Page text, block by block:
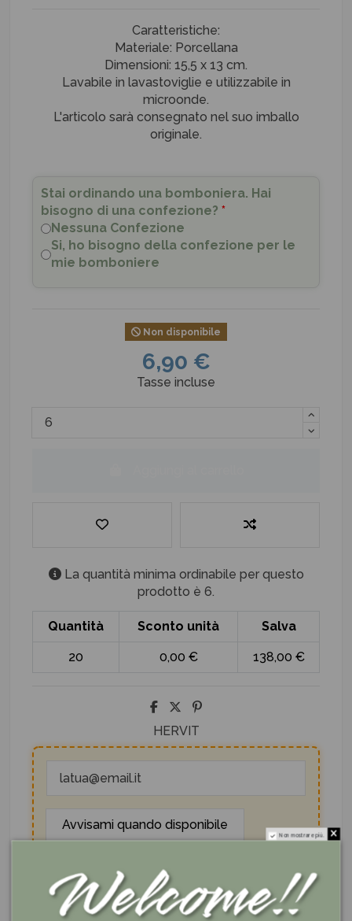
Caratteristiche:
Materiale: Porcellana
Dimensioni: 15,5 x 13 cm.
Lavabile in lavastoviglie e utilizzabile in
microonde.
L'articolo sarà consegnato nel suo imballo
originale.
Stai ordinando una bomboniera. Hai
bisogno di una confezione? *
Nessuna Confezione
Si, ho bisogno della confezione per le
mie bomboniere
Non disponibile
6,90 €
Tasse incluse
La quantità minima ordinabile per questo
prodotto è 6.
Quantità Sconto unità Salva
20 0,00 € 138,00 €
HERVIT
I nostri servizi
Se lo compri ora lo ricevi entro 3 giorni
Non mostrare più.